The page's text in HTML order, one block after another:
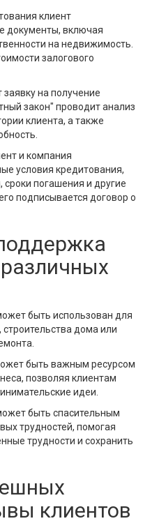
клиент
документы, включая
на недвижимость.
залогового
заявку на получение
закон" проводит анализ
клиента, а также
и компания
условия кредитования,
погашения и другие
подписывается договор о
быть использован для
дома или
быть важным ресурсом
позволяя клиентам
идеи.
быть спасительным
трудностей, помогая
трудности и сохранить
клиентов